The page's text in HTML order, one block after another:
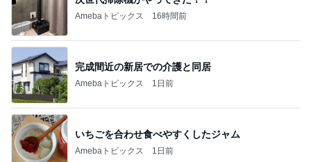
だいたの夫 後から本心言う息子
Amebaトピックス 2日前
注意できない病気の酷い音声チック
Amebaトピックス 1日前